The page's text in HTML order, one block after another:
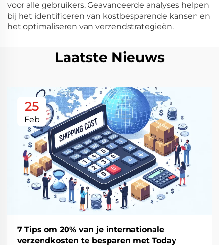
voor alle gebruikers. Geavanceerde analyses helpen
bij het identificeren van kostbesparende kansen en
het optimaliseren van verzendstrategieën.
Laatste Nieuws
25
Feb
7 Tips om 20% van je internationale
verzendkosten te besparen met Today